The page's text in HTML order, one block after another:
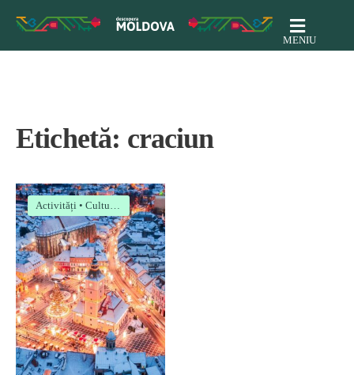
MENIU
Etichetă: craciun
Activități • Cultură Evenimente